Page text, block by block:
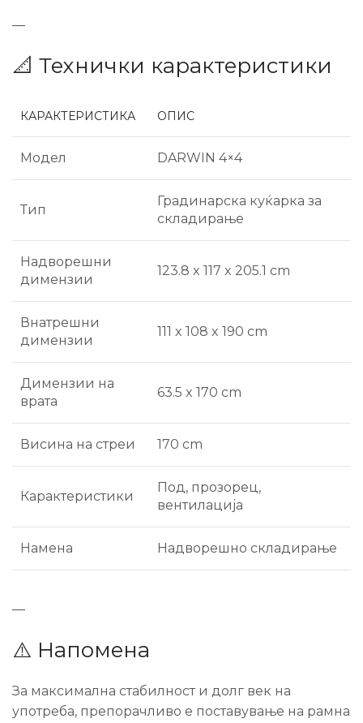
—
📐 Технички карактеристики
КАРАКТЕРИСТИКА ОПИС
Модел DARWIN 4×4
Тип
Градинарска куќарка за
складирање
Надворешни
димензии
123.8 x 117 x 205.1 cm
Внатрешни
димензии
111 x 108 x 190 cm
Димензии на
врата
63.5 x 170 cm
Висина на стреи 170 cm
Карактеристики
Под, прозорец,
вентилација
Намена Надворешно складирање
—
⚠️ Напомена
За максимална стабилност и долг век на
употреба, препорачливо е поставување на рамна